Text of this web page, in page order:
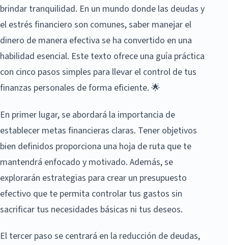
brindar tranquilidad. En un mundo donde las deudas y
el estrés financiero son comunes, saber manejar el
dinero de manera efectiva se ha convertido en una
habilidad esencial. Este texto ofrece una guía práctica
con cinco pasos simples para llevar el control de tus
finanzas personales de forma eficiente. 🌟
En primer lugar, se abordará la importancia de
establecer metas financieras claras. Tener objetivos
bien definidos proporciona una hoja de ruta que te
mantendrá enfocado y motivado. Además, se
explorarán estrategias para crear un presupuesto
efectivo que te permita controlar tus gastos sin
sacrificar tus necesidades básicas ni tus deseos.
El tercer paso se centrará en la reducción de deudas,